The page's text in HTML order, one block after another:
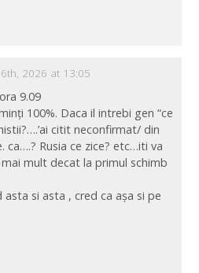
2026 at 13:05
9.09
100%. Daca il intrebi gen “ce
citit neconfirmat/ din
ca….? Rusia ce zice? etc…iti va
mult decat la primul schimb
asta si asta , cred ca așa si pe